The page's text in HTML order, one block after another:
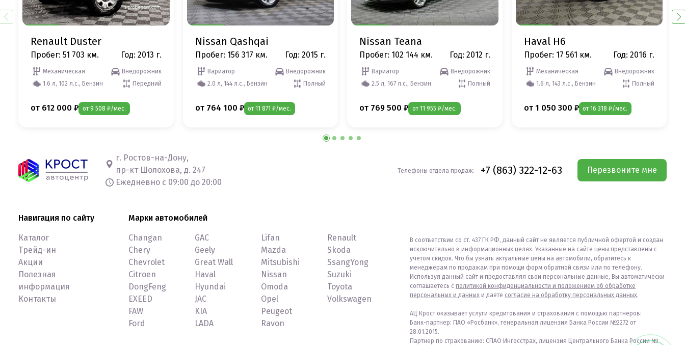
Renault Duster
Пробег: 51 703 км. Год: 2013 г.
Механическая
Внедорожник
1.6 л, 102 л.с., Бензин
Передний
от 612 000 ₽ от 9 508 ₽/мес.
Nissan Qashqai
Пробег: 156 317 км. Год: 2015 г.
Вариатор
Внедорожник
2.0 л, 144 л.с., Бензин
Полный
от 764 100 ₽ от 11 871 ₽/мес.
Nissan Teana
Пробег: 102 144 км. Год: 2012 г.
Вариатор
Внедорожник
2.5 л, 167 л.с., Бензин
Полный
от 769 500 ₽ от 11 955 ₽/мес.
Haval H6
Пробег: 17 561 км. Год: 2016 г.
Механическая
Внедорожник
1.6 л, 143 л.с., Бензин
Полный
от 1 050 300 ₽ от 16 318 ₽/мес.
г. Ростов-на-Дону,
пр-кт Шолохова, д. 247
Ежедневно с 09:00 до 20:00
Телефоны отдела продаж: +7 (863) 322-12-63 Перезвоните мне
Навигация по сайту
Каталог
Трейд-ин
Акции
Полезная
информация
Контакты
Марки автомобилей
Changan
Chery
Chevrolet
Citroen
DongFeng
EXEED
FAW
Ford
GAC
Geely
Great Wall
Haval
Hyundai
JAC
KIA
LADA
Lifan
Mazda
Mitsubishi
Nissan
Omoda
Opel
Peugeot
Ravon
Renault
Skoda
SsangYong
Suzuki
Toyota
Volkswagen
В соответствии со ст. 437 ГК РФ, данный сайт не является публичной офертой и создан
исключительно в информационных целях. Указанные на сайте цены представлены с
учетом скидок. Что бы узнать актуальные цены на автомобили, обратитесь к
менеджерам по продажам при помощи форм обратной связи или по телефону.
Используя данный сайт и предоставляя свои персональные данные, Вы автоматически
соглашаетесь с политикой конфиденциальности и положением об обработке
персональных и данных и даете согласие на обработку персональных данных.
АЦ Крост оказывает услуги кредитования и страхования с помощью партнеров:
Банк-партнер: ПАО «Росбанк», генеральная лицензия Банка России №2272 от
28.01.2015.
Партнер по страхованию: СПАО Ингосстрах, лицензия Центрального Банка России №